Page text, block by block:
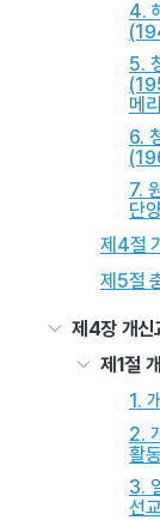
4.
5.
메
6.
7.
단
제4절
제5절
제4장 개신
제1절
1.
2.
활동
3.
선
대표적으로
지식·교양 등
출판사를 통해
출판하고 있으며,
대외 사회 활동
중심으로 환경
문화예술단은
역할을 한다.
협력을 통해
학술대회 등을
북콘서트, 콜로
증산도의 교리
중심으로 구성